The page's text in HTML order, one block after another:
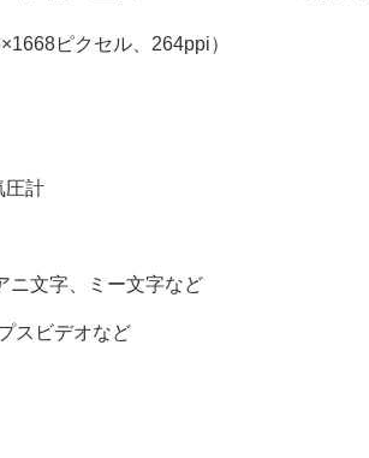
ピクセル、264ppi）
圧計
ニ文字、ミー文字など
スビデオなど